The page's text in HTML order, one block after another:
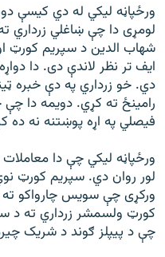
ورځپاڼه ليکي له دي کيسې
لومړی دا چې ښاغلي
شهاب الدين د سپريم کورټ
ايف تر نظر لاندې دی. دا
دي. خو زرداري په دې خبره
رامينځ ته کړي. دويمه دا
فيصلي په اړه پوښتنه نه ده
ورځپاڼه ليکي چې دا
لور روان دي. سپريم کورټ
ورکړی چې سويس چارواکو ته
کورټ ولسمشر زرداري ته د
چې د پيپلز ګوند د شريک